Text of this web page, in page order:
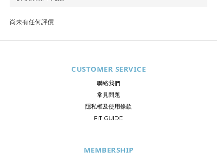
尚未有任何評價
CUSTOMER SERVICE
聯絡我們
常見問題
隱私權及使用條款
FIT GUIDE
MEMBERSHIP